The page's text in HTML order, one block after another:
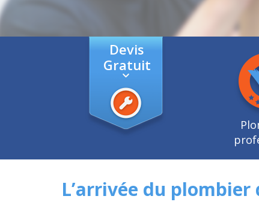
Devis
Gratuit
L’arrivée du